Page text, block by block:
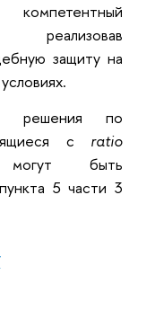
реализовав
защиту на
решения по
с ratio
быть
5 части 3